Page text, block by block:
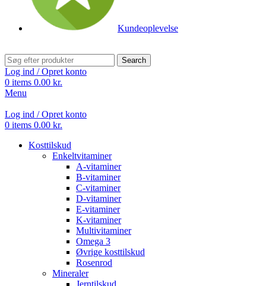
Kundeoplevelse
Search
Log ind / Opret konto
0 items 0.00 kr.
Menu
Log ind / Opret konto
0 items 0.00 kr.
Kosttilskud
Enkeltvitaminer
A-vitaminer
B-vitaminer
C-vitaminer
D-vitaminer
E-vitaminer
K-vitaminer
Multivitaminer
Omega 3
Øvrige kosttilskud
Rosenrod
Mineraler
Jerntilskud